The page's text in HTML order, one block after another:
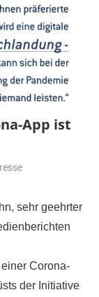
App ist
sehr geehrter
Corona-
der Initiative